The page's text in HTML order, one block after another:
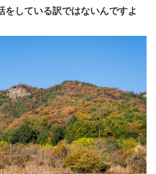
をしている訳ではないんですよ